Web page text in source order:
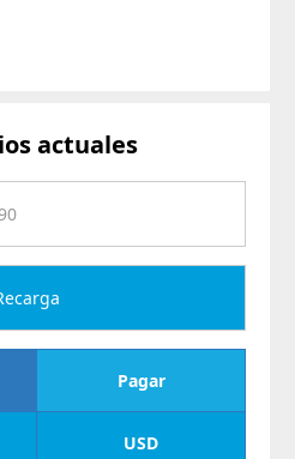
actuales
Pagar
USD